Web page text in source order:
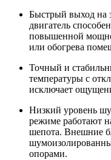
Быстрый выход на
двигатель
повышенной
или обогрева
Точный и
температуры с
исключает
Низкий уровень
режиме работают
шепота. Внешние
опорами.